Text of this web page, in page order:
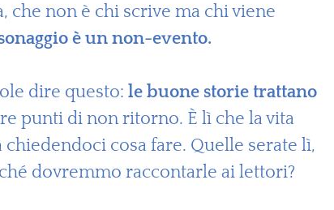
non è chi scrive ma chi viene
è un non-evento.
dire questo: le buone storie trattano
punti di non ritorno. È lì che la vita
cosa fare. Quelle serate lì,
dovremmo raccontarle ai lettori?